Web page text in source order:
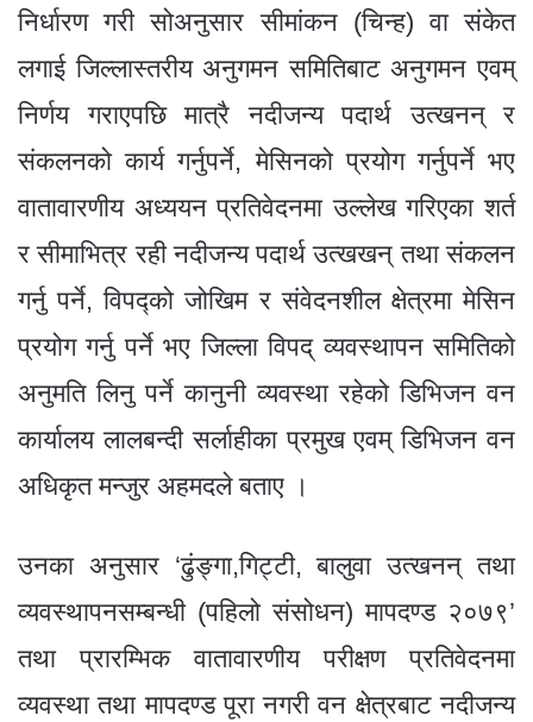
निर्धारण गरी सोअनुसार सीमांकन (चिन्ह) वा संकेत
लगाई जिल्लास्तरीय अनुगमन समितिबाट अनुगमन एवम्
निर्णय गराएपछि मात्रै नदीजन्य पदार्थ उत्खनन् र
संकलनको कार्य गर्नुपर्ने, मेसिनको प्रयोग गर्नुपर्ने भए
वातावारणीय अध्ययन प्रतिवेदनमा उल्लेख गरिएका शर्त
र सीमाभित्र रही नदीजन्य पदार्थ उत्खखन् तथा संकलन
गर्नु पर्ने, विपद्को जोखिम र संवेदनशील क्षेत्रमा मेसिन
प्रयोग गर्नु पर्ने भए जिल्ला विपद् व्यवस्थापन समितिको
अनुमति लिनु पर्ने कानुनी व्यवस्था रहेको डिभिजन वन
कार्यालय लालबन्दी सर्लाहीका प्रमुख एवम् डिभिजन वन
अधिकृत मन्जुर अहमदले बताए ।
उनका अनुसार ‘ढुंङ्गा,गिट्टी, बालुवा उत्खनन् तथा
व्यवस्थापनसम्बन्धी (पहिलो संसोधन) मापदण्ड २०७९’
तथा प्रारम्भिक वातावारणीय परीक्षण प्रतिवेदनमा
व्यवस्था तथा मापदण्ड पूरा नगरी वन क्षेत्रबाट नदीजन्य